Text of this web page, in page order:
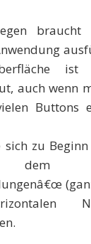
ist
auch wenn
Buttons
sich zu